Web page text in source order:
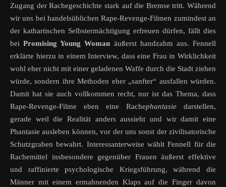
Zugang der Rachegeschichte stark auf die Bremse tritt. Während
wir uns bei handelsüblichen Rape-Revenge-Filmen zumindest an
der kathartischen Selbstermächtigung erfreuen dürfen, fällt dies
beiPromising Young Woman äußerst handzahm aus. Fennell
erklärte hierzu in einem Interview, dass eine Frau in Wirklichkeit
wohl eher nicht mit einer geladenen Waffe durch die Stadt ziehen
würde, sondern ihre Methoden eher „sanfter“ ausfallen würden.
Damit hat sie auch vollkommen recht, nur ist das Thema, dass
Rape-Revenge-Filme eben eine Rachephantasie darstellen,
gerade weil die Realität anders aussieht und wir damit eine
Phantasie ausleben können, vor der uns sonst der zivilisatorische
Schutzgraben bewahrt. Interessanterweise wählt Fennell für die
Rachemittel insbesondere gegenüber Frauen äußerst effektive
und raffinierte psychologische Kriegsführung, während die
Männer mit einem ermahnenden Klaps auf die Finger davon